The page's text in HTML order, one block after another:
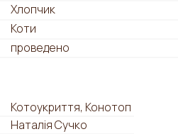
Хлопчик
Коти
проведено
Котоукриття, Конотоп
Наталія Сучко